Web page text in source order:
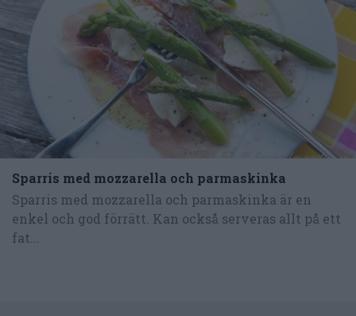
Sparris med mozzarella och parmaskinka
Sparris med mozzarella och parmaskinka är en
enkel och god förrätt. Kan också serveras allt på ett
fat...